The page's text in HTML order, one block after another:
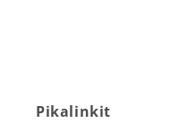
Pikalinkit